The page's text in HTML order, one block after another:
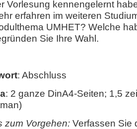
Vorlesung kennengelernt
erfahren im weiteren
UMHET? Welche
Sie Ihre Wahl.
: Abschluss
: 2 ganze DinA4-Seiten; 1,5
zum Vorgehen: Verfassen Sie